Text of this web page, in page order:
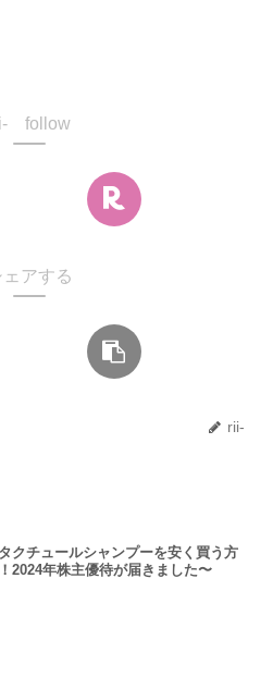
follow
ェアする
rii-
クチュールシャンプーを安く買う方
2024年株主優待が届きました〜